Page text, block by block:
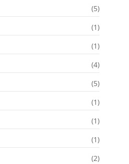
(5)
(1)
(1)
(4)
(5)
(1)
(1)
(1)
(2)